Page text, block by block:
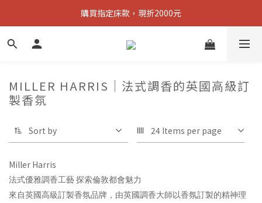
購買指定床款，現折2000元
購買指定床款，現折2000元
買任一款床墊，立即送無憂枕
MILLER HARRIS｜法式調香的英國高級訂
製香氛
Sort by 24 Items per page
Miller Harris
法式優雅調香工藝 探索倫敦都會魅力
來自英國高級訂製香氛品牌，由英國調香大師以香氛訂製的精神理